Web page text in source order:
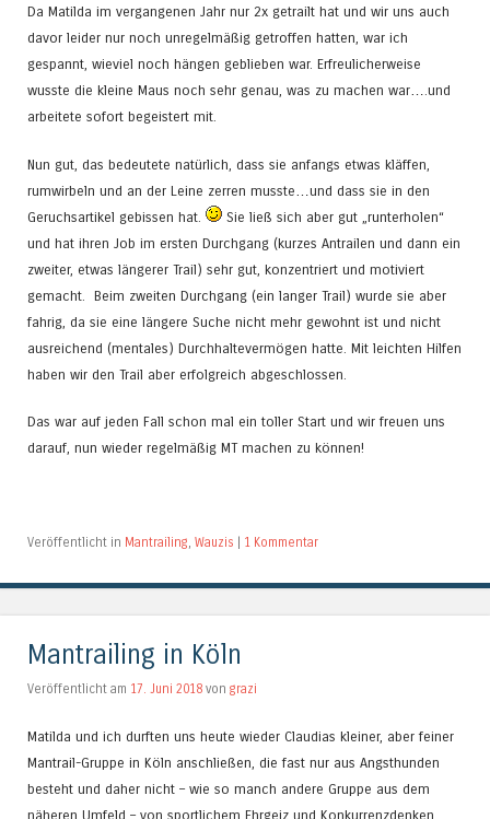
Da Matilda im vergangenen Jahr nur 2x getrailt hat und wir uns auch
davor leider nur noch unregelmäßig getroffen hatten, war ich
gespannt, wieviel noch hängen geblieben war. Erfreulicherweise
wusste die kleine Maus noch sehr genau, was zu machen war….und
arbeitete sofort begeistert mit.
Nun gut, das bedeutete natürlich, dass sie anfangs etwas kläffen,
rumwirbeln und an der Leine zerren musste…und dass sie in den
Geruchsartikel gebissen hat.
Sie ließ sich aber gut „runterholen“
und hat ihren Job im ersten Durchgang (kurzes Antrailen und dann ein
zweiter, etwas längerer Trail) sehr gut, konzentriert und motiviert
gemacht. Beim zweiten Durchgang (ein langer Trail) wurde sie aber
fahrig, da sie eine längere Suche nicht mehr gewohnt ist und nicht
ausreichend (mentales) Durchhaltevermögen hatte. Mit leichten Hilfen
haben wir den Trail aber erfolgreich abgeschlossen.
Das war auf jeden Fall schon mal ein toller Start und wir freuen uns
darauf, nun wieder regelmäßig MT machen zu können!
Veröffentlicht in Mantrailing, Wauzis 1 Kommentar
Mantrailing in Köln
Veröffentlicht am 17. Juni 2018 von grazi
Matilda und ich durften uns heute wieder Claudias kleiner, aber feiner
Mantrail-Gruppe in Köln anschließen, die fast nur aus Angsthunden
besteht und daher nicht – wie so manch andere Gruppe aus dem
näheren Umfeld – von sportlichem Ehrgeiz und Konkurrenzdenken